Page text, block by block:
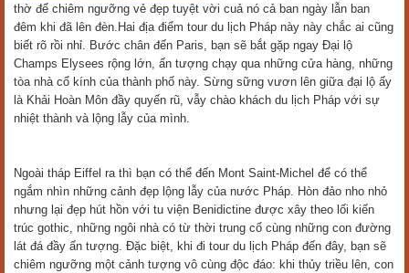
thờ để chiêm ngưỡng vẻ đẹp tuyệt vời cuả nó cả ban ngày lẫn ban
đêm khi đã lên đèn.Hai địa điểm tour du lịch Pháp này này chắc ai cũng
biết rõ rồi nhỉ. Bước chân đến Paris, bạn sẽ bắt gặp ngay Đại lộ
Champs Elysees rộng lớn, ấn tượng chạy qua những cửa hàng, những
tòa nhà cổ kính của thành phố này. Sừng sững vươn lên giữa đại lộ ấy
là Khải Hoàn Môn đầy quyến rũ, vẫy chào khách du lịch Pháp với sự
nhiệt thành và lộng lẫy của mình.
Ngoài tháp Eiffel ra thì bạn có thể đến Mont Saint-Michel để có thể
ngắm nhìn những cảnh đẹp lộng lẫy của nước Pháp. Hòn đảo nho nhỏ
nhưng lại đẹp hút hồn với tu viện Benidictine được xây theo lối kiến
trúc gothic, những ngôi nhà có từ thời trung cổ cùng những con đường
lát đá đầy ấn tượng. Đặc biệt, khi đi tour du lịch Pháp đến đây, bạn sẽ
chiêm ngưỡng một cảnh tượng vô cùng độc đáo: khi thủy triều lên, con